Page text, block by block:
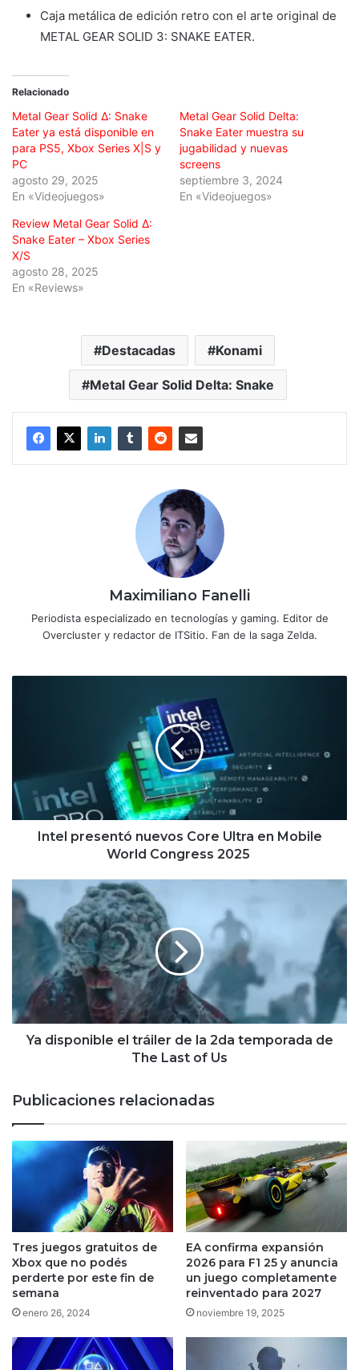
Caja metálica de edición retro con el arte original de
METAL GEAR SOLID 3: SNAKE EATER.
Relacionado
Metal Gear Solid Δ: Snake
Eater ya está disponible en
para PS5, Xbox Series X|S y
PC
agosto 29, 2025
En «Videojuegos»
Metal Gear Solid Delta:
Snake Eater muestra su
jugabilidad y nuevas
screens
septiembre 3, 2024
En «Videojuegos»
Review Metal Gear Solid Δ:
Snake Eater – Xbox Series
X/S
agosto 28, 2025
En «Reviews»
Destacadas Konami
Metal Gear Solid Delta: Snake
Maximiliano Fanelli
Periodista especializado en tecnologías y gaming. Editor de
Overcluster y redactor de ITSitio. Fan de la saga Zelda.
World
Congress
2025
Intel presentó nuevos Core Ultra en Mobile
World Congress 2025
Ya
disponible
de
temporada
de
TheYa disponible el tráiler de la 2da temporada de
The Last of Us
Publicaciones relacionadas
Tres juegos gratuitos de
Xbox que no podés
perderte por este fin de
semana
enero 26, 2024
EA confirma expansión
2026 para F1 25 y anuncia
un juego completamente
reinventado para 2027
noviembre 19, 2025